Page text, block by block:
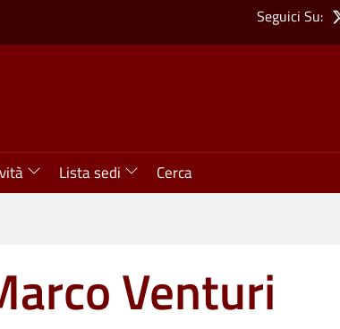
Seguici Su: X
Lista sedi Cerca
Venturi